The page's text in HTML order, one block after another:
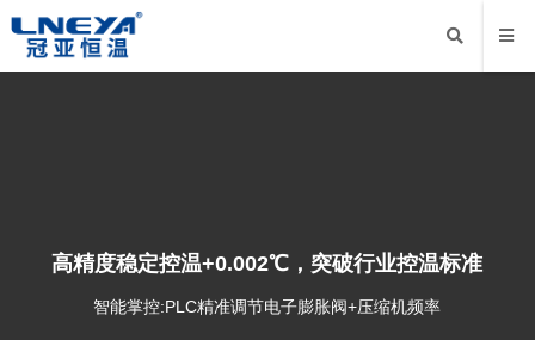
高精度稳定控温+0.002℃，突破行业控温标准
智能掌控:PLC精准调节电子膨胀阀+压缩机频率